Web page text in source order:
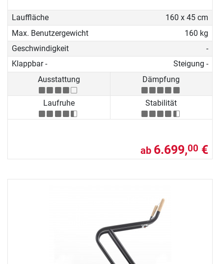
Lauffläche
160 x 45 cm
Max. Benutzergewicht
160 kg
Geschwindigkeit
-
Klappbar -
Steigung -
Ausstattung
Dämpfung
Laufruhe Stabilität
ab 6.699,00 €